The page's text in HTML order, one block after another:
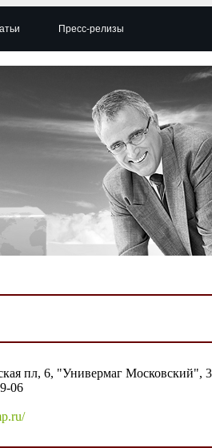
Пресс-релизы
пл, 6, "Универмаг Московский",
06